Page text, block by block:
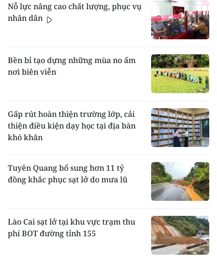
Nỗ lực nâng cao chất lượng, phục vụ
nhân dân
Bền bỉ tạo dựng những mùa no ấm
nơi biên viễn
Gấp rút hoàn thiện trường lớp, cải
thiện điều kiện dạy học tại địa bàn
khó khăn
Tuyên Quang bổ sung hơn 11 tỷ
đồng khắc phục sạt lở do mưa lũ
Lào Cai sạt lở tại khu vực trạm thu
phí BOT đường tỉnh 155